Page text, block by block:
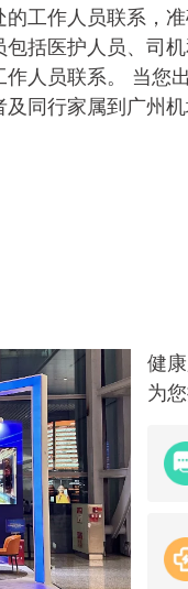
工作人员联系，
括医护人员、司
人员联系。 当您
同行家属到广州机
健
为